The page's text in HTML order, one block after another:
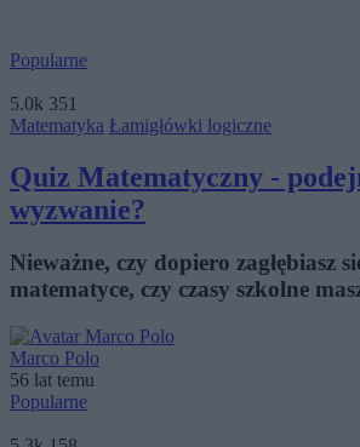
Popularne
5.0k 351
Matematyka Łamigłówki logiczne
Quiz Matematyczny -
wyzwanie?
Nieważne, czy dopiero zagłębiasz
matematyce, czy czasy szkolne
Marco Polo
56 lat temu
Popularne